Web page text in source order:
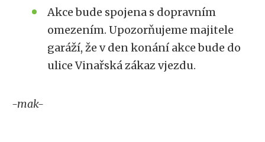
Akce bude spojena s dopravním
omezením. Upozorňujeme majitele
garáží, že v den konání akce bude do
ulice Vinařská zákaz vjezdu.
-mak-